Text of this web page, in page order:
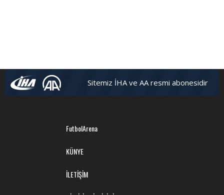
Sitemiz İHA ve AA resmi abonesidir
FutbolArena
KÜNYE
İLETİŞİM